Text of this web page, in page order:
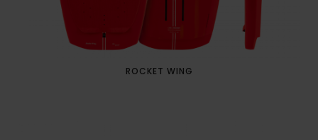
ROCKET WING